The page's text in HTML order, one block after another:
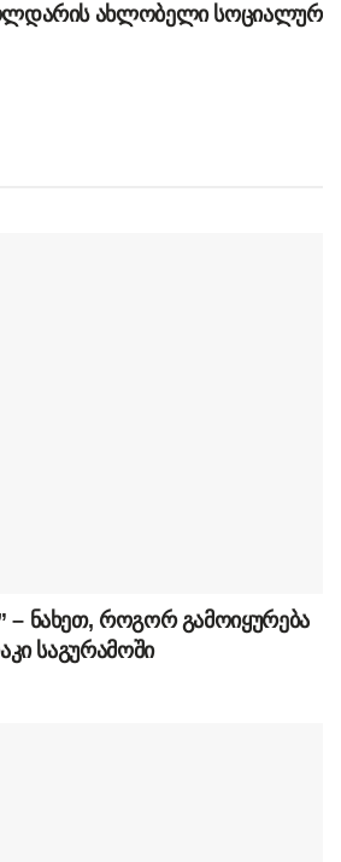
ახლობელი სოციალურ
– ნახეთ, როგორ გამოიყურება
საგურამოში